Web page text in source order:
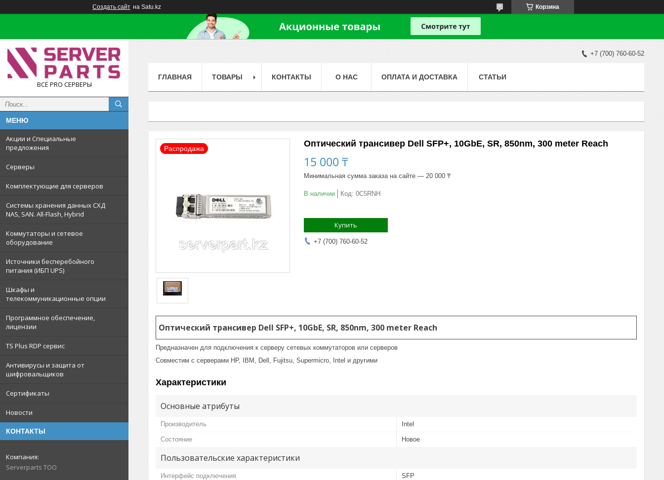
Создать сайт на Satu.kz Корзина
ВСЁ PRO СЕРВЕРЫ
Акции и Специальные
предложения
Серверы
Комплектующие для серверов
Системы хранения данных СХД
NAS, SAN. All-Flash, Hybrid
Коммутаторы и сетевое
оборудование
Источники бесперебойного
питания (ИБП UPS)
Шкафы и
телекоммуникационные опции
Программное обеспечение,
лицензии
TS Plus RDP сервис
Антивирусы и защита от
шифровальщиков
Сертификаты
Новости
КОНТАКТЫ
Serverparts ТОО
+7 (700) 760-60-52
ГЛАВНАЯ ТОВАРЫ КОНТАКТЫ О НАС ОПЛАТА И ДОСТАВКА СТАТЬИ
Распродажа Оптический трансивер Dell SFP+, 10GbE, SR, 850nm, 300 meter Reach
15 000 ₸
Минимальная сумма заказа на сайте — 20 000 ₸
В наличии Код: 0C5RNH
Купить
+7 (700) 760-60-52
Оптический трансивер Dell SFP+, 10GbE, SR, 850nm, 300 meter Reach
Предназначен для подключения к серверу сетевых коммутаторов или серверов
Совместим с серверами HP, IBM, Dell, Fujitsu, Supermicro, Intel и другими
Характеристики
Основные атрибуты
Производитель Intel
Состояние Новое
Пользовательские характеристики
Интерфейс подключения SFP